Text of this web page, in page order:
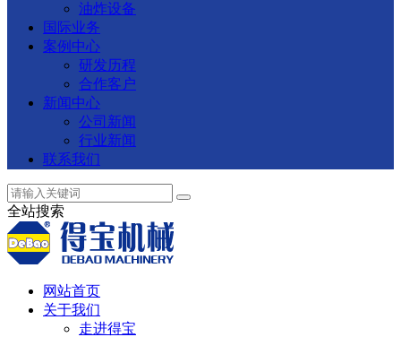
油炸设备
国际业务
案例中心
研发历程
合作客户
新闻中心
公司新闻
行业新闻
联系我们
全站搜索
网站首页
关于我们
走进得宝